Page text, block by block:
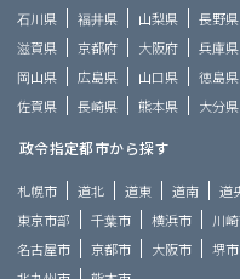
石川県
福井県 山梨県 長野県
滋賀県
京都府 大阪府 兵庫県
岡山県
広島県 山口県 徳島県
佐賀県
長崎県 熊本県 大分県
政令指定都市から探す
札幌市 道北 道東 道南 道
東京市部
千葉市 横浜市 川
名古屋市
京都市 大阪市 堺市